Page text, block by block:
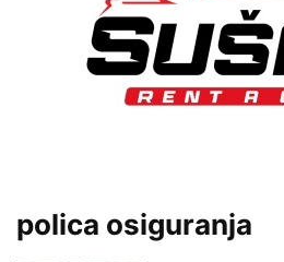
polica osiguranja